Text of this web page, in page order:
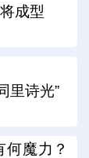
成型
里诗光”
何魔力？